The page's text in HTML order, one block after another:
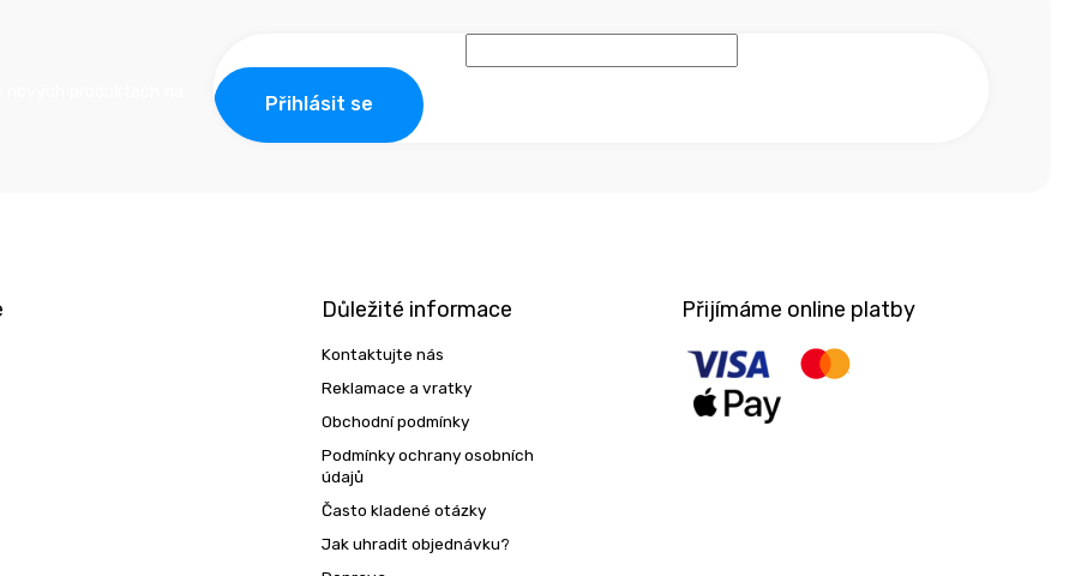
Přihlásit se
Důležité informace
Kontaktujte nás
Reklamace a vratky
Obchodní podmínky
Podmínky ochrany osobních
údajů
Často kladené otázky
Jak uhradit objednávku?
Přijímáme online platby